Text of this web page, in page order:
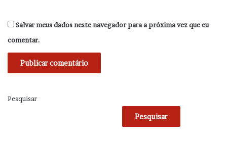
Salvar meus dados neste navegador para a próxima vez que eu
comentar.
Pesquisar
Pesquisar